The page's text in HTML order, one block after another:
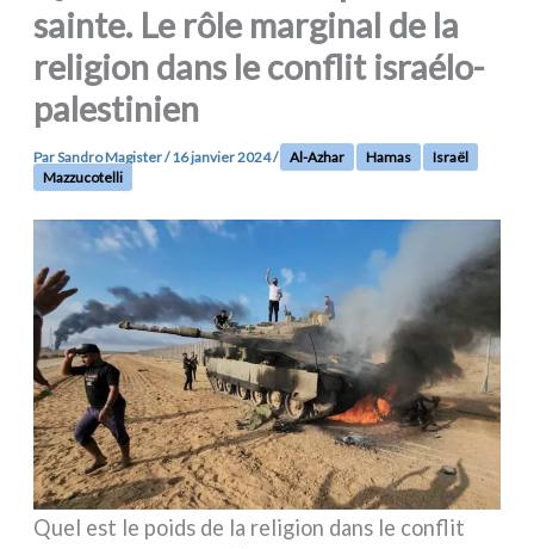
sainte. Le rôle marginal de la
religion dans le conflit israélo-
palestinien
ParSandro Magister/16 janvier 2024/ Al-Azhar Hamas
Israël
Mazzucotelli
Quel est le poids de la reli­gion dans le con­flit